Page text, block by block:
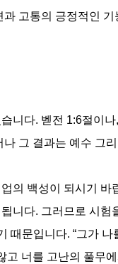
고통의 긍정적인 기
니다. 벧전 1:6절이
그 결과는 예수 그
의 백성이 되시기 바
니다. 그러므로 시험
때문입니다. “그가
너를 고난의 풀무